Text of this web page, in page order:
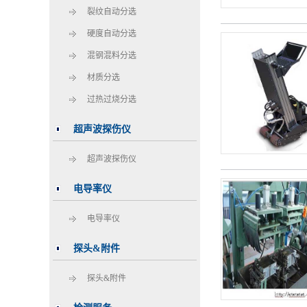
裂纹自动分选
硬度自动分选
混钢混料分选
材质分选
过热过烧分选
超声波探伤仪
超声波探伤仪
电导率仪
电导率仪
探头&附件
探头&附件